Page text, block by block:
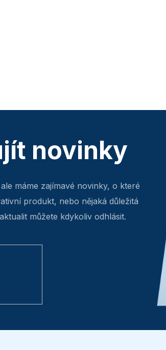
novinky
máme zajímavé novinky, o které
produkt, nebo nějaká důležitá
můžete kdykoliv odhlásit.